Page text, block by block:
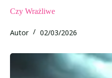
Czy Wrażliwe
Autor 02/03/2026